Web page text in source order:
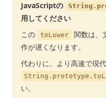
JavaScriptの
用してください
この
toLower
関数は、
作が遅くなります。
代わりに、より高速で現
い。